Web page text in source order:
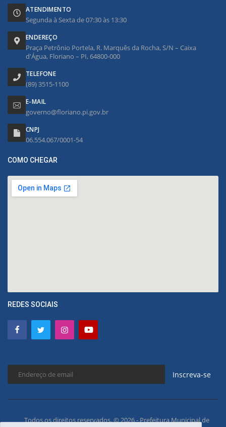
ATENDIMENTO
Segunda à Sexta de 07:30 às 13:30
ENDEREÇO
Praça Petrônio Portela, R. Marquês da Rocha, S/N – Caixa
d'Água, Floriano – PI, 64800-000
TELEFONE
(89) 3515-1100
E-MAIL
governo@floriano.pi.gov.br
CNPJ
06.554.067/0001-54
COMO CHEGAR
REDES SOCIAIS
Inscreva-se
Todos os direitos reservados. © 2026 - Prefeitura Municipal de